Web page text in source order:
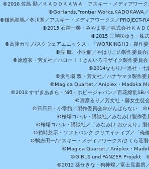
©2016 佐島 勤／ＫＡＤＯＫＡＷＡ アスキー・メディアワ
©GoHands,Frontier Works,KADOKAWA
©鎌池和馬／冬川基／アスキー・メディアワークス／
©2015 石踏一榮・みやま零／株式会社ＫＡＤ
©2015 三屋咲ゆう・株
©高津カリノ/スクウェアエニックス・「WORKING!!3」製作
©渡 航、小学館／やはりこの製作委員
©原悠衣・芳文社／ハロー！！きんいろモザイク製作委員
©2014なもり/一迅社・
©浜弓場 双・芳文社／ハナヤマタ製作
©Magica Quartet／Aniplex・Madoka
©2013 すずきあきら・Niθ・ホビージャパン／百花繚乱
©宮原るり／芳文社・藤女生徒
©日日日・小学館／製作委員会＠がんばらない
©桜場コハル・講談社／みなみけ製作
©桜場コハル・講談社／「みなみけ おかえり」
©裕時悠示・ソフトバンク クリエイティブ／「
©鴨志田一/アスキー・メディアワークス/さく
©Magica Quartet／Aniplex・
©GIRLS und PANZER Projekt ©
©2012 葵せきな・狗神煌／富士見書